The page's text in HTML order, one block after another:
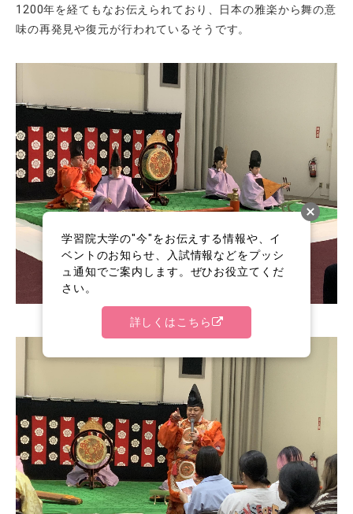
1200年を経てもなお伝えられており、日本の雅楽から舞の意
味の再発見や復元が行われているそうです。
学習院大学の"今"をお伝えする情報や、イ
ベントのお知らせ、入試情報などをプッシ
ュ通知でご案内します。ぜひお役立てくだ
さい。
詳しくはこちら